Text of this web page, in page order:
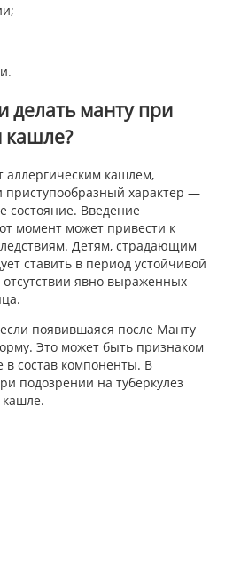
делать манту при
кашле?
аллергическим кашлем,
приступообразный характер —
состояние. Введение
момент может привести к
Детям, страдающим
ставить в период устойчивой
явно выраженных
появившаяся после Манту
Это может быть признаком
состав компоненты. В
подозрении на туберкулез